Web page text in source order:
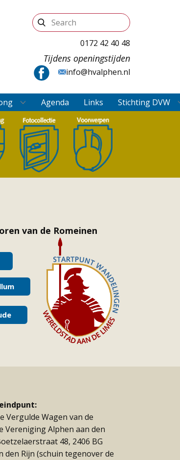
0172 42 40 48
Tijdens openingstijden
info@hvalphen.nl
Agenda Links Stichting DVW
van de Romeinen
Vergulde Wagen van de
Vereniging Alphen aan den
48, 2406 BG
den Rijn (schuin tegenover de